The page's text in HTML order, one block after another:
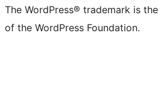
The WordPress® trademark is
of the WordPress Foundation.